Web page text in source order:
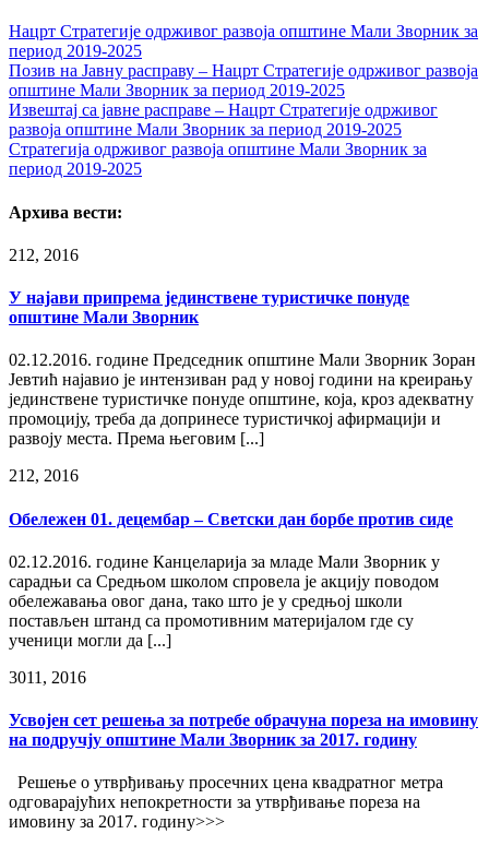
Нацрт Стратегије одрживог развоја општине Мали Зворник за
период 2019-2025
Позив на Јавну расправу – Нацрт Стратегије одрживог развоја
општине Мали Зворник за период 2019-2025
Извештај са јавне расправе – Нацрт Стратегије одрживог
развоја општине Мали Зворник за период 2019-2025
Стратегија одрживог развоја општине Мали Зворник за
период 2019-2025
Архива вести:
212, 2016
У најави припрема јединствене туристичке понуде
општине Мали Зворник
02.12.2016. године Председник општине Мали Зворник Зоран
Јевтић најавио је интензиван рад у новој години на креирању
јединствене туристичке понуде општине, која, кроз адекватну
промоцију, треба да допринесе туристичкој афирмацији и
развоју места. Према његовим [...]
212, 2016
Обележен 01. децембар – Светски дан борбе против сиде
02.12.2016. године Канцеларија за младе Мали Зворник у
сарадњи са Средњом школом спровела је акцију поводом
обележавања овог дана, тако што је у средњој школи
постављен штанд са промотивним материјалом где су
ученици могли да [...]
3011, 2016
Усвојен сет решења за потребе обрачуна пореза на имовину
на подручју општине Мали Зворник за 2017. годину
Решење о утврђивању просечних цена квадратног метра
одговарајућих непокретности за утврђивање пореза на
имовину за 2017. годину>>>